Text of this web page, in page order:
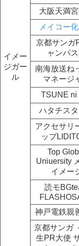
イメー
ジガー
ル
大阪天満
メイコー
京都サンガ
ャンパ
南海放送ね
マネージ
TSUNE ni
ハタチス
アクセサリ
ップ
Top
Uniuersity
イメー
読モ
神戸電鉄親
京都サンガ
生PR大使